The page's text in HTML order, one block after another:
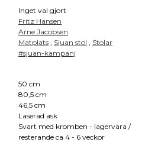
Inget val gjort
Fritz Hansen
Arne Jacobsen
Matplats Sjuan stol
Stolar
#sjuan-kampanj
50 cm
80,5 cm
46,5 cm
Laserad ask
Svart med kromben - lagervara /
resterande ca 4 - 6 veckor